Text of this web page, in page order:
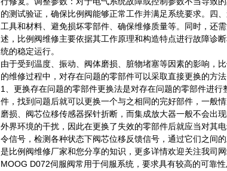
的测试验证，确保比例阀能够正常工作并满足系统要求。四
工具和材料、避免损坏零部件、确保维修质量等。同时，还
述，比例阀维修主要依据其工作原理和构造特点进行故障诊
统的稳定运行。
由于受到温度、振动、阀体磨损、脏物堵塞等因素的影响，
的维修过程中，对存在问题的零部件可以采取直接更换的方
1、更换存在问题的零部件更换法是对存在问题的零部件进
件，找到问题后就可以更换一个与之相同的完好部件，一般
磨损、阀芯位移传感器探针折断，而集成放大器一般不会出
外界环境的干扰，因此在更换了失效的零部件后就应当对其
令信号，检测各种状态下阀芯位移反馈信号，通过它们之间
是比例阀维修厂家和您分享的知识，更多详情欢迎关注我司
MOOG D072伺服阀常用于伺服系统，要求具有较高的可靠